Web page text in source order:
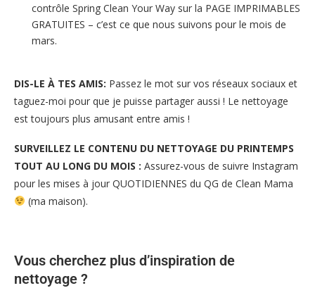
contrôle Spring Clean Your Way sur la PAGE IMPRIMABLES
GRATUITES – c’est ce que nous suivons pour le mois de
mars.
DIS-LE À TES AMIS: Passez le mot sur vos réseaux sociaux et
taguez-moi pour que je puisse partager aussi ! Le nettoyage
est toujours plus amusant entre amis !
SURVEILLEZ LE CONTENU DU NETTOYAGE DU PRINTEMPS
TOUT AU LONG DU MOIS : Assurez-vous de suivre Instagram
pour les mises à jour QUOTIDIENNES du QG de Clean Mama
(ma maison).
Vous cherchez plus d’inspiration de
nettoyage ?